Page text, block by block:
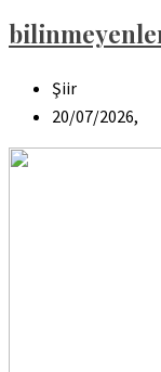
Şiir
20/07/2026,